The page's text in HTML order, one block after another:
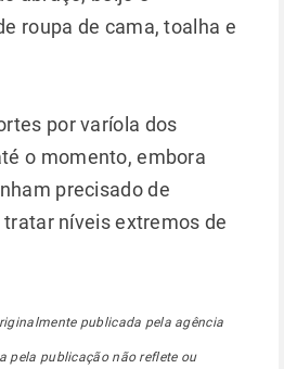
roupa de cama, toalha e
por varíola dos
o momento, embora
precisado de
níveis extremos de
publicada pela agência
pela publicação não reflete ou